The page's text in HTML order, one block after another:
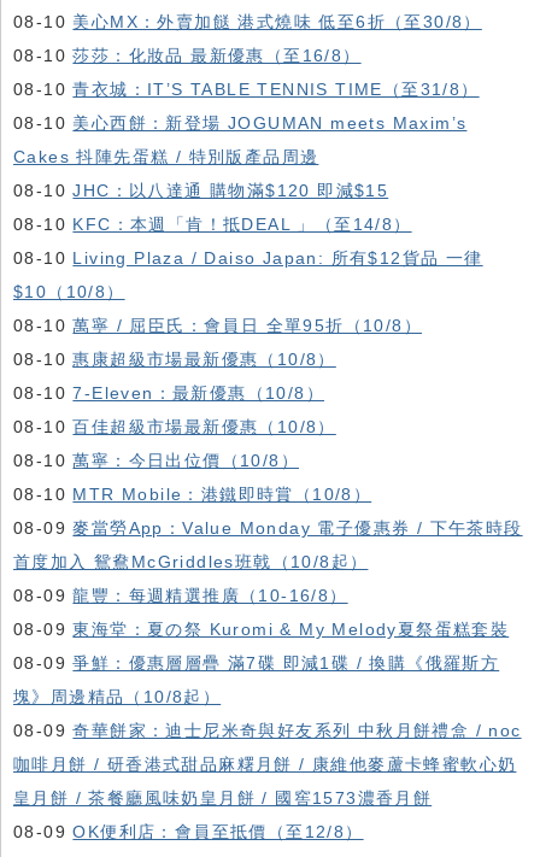
08-10 美心MX：外賣加餸 港式燒味 低至6折（至30/8）
08-10莎莎：化妝品 最新優惠（至16/8）
08-10青衣城：IT’S TABLE TENNIS TIME（至31/8）
08-10 美心西餅：新登場 JOGUMAN meets Maxim’s
Cakes 抖陣先蛋糕 / 特別版產品周邊
08-10JHC：以八達通 購物滿$120 即減$15
08-10 KFC ：本週「肯！抵DEAL 」（至14/8）
08-10 Living Plaza / Daiso Japan: 所有$12貨品 一律
$10（10/8）
08-10萬寧 / 屈臣氏：會員日 全單95折（10/8）
08-10惠康超級市場最新優惠（10/8）
08-107-Eleven：最新優惠（10/8）
08-10百佳超級市場最新優惠（10/8）
08-10萬寧：今日出位價（10/8）
08-10 MTR Mobile：港鐵即時賞（10/8）
08-09麥當勞App：Value Monday 電子優惠券 / 下午茶時段
首度加入 鴛鴦McGriddles班戟（10/8起）
08-09龍豐：每週精選推廣（10-16/8）
08-09東海堂：夏の祭 Kuromi & My Melody夏祭蛋糕套裝
08-09爭鮮：優惠層層疊 滿7碟 即減1碟 / 換購《俄羅斯方
塊》周邊精品（10/8起）
08-09奇華餅家：迪士尼米奇與好友系列 中秋月餅禮盒 / noc
咖啡月餅 / 研香港式甜品麻糬月餅 / 康維他麥蘆卡蜂蜜軟心奶
皇月餅 / 茶餐廳風味奶皇月餅 / 國窖1573濃香月餅
08-09OK便利店：會員至抵價（至12/8）